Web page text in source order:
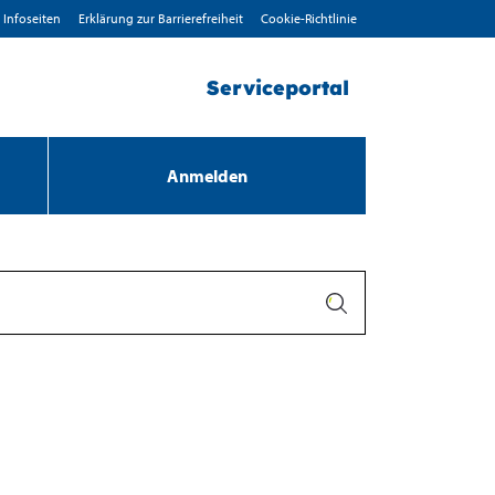
Infoseiten Erklärung zur Barrierefreiheit Cookie-Richtlinie
Serviceportal
Anmelden